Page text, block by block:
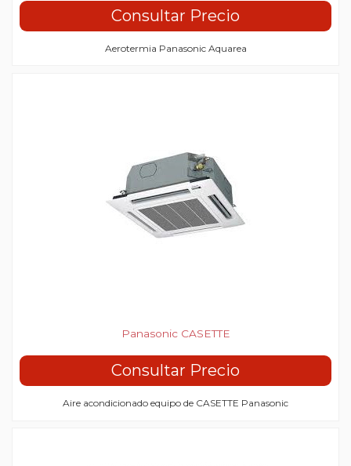
Consultar Precio
Aerotermia Panasonic Aquarea
Panasonic CASETTE
Consultar Precio
Aire acondicionado equipo de CASETTE Panasonic